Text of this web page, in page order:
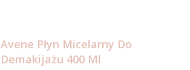
Avene Płyn Micelarny Do
Demakijażu 400 Ml